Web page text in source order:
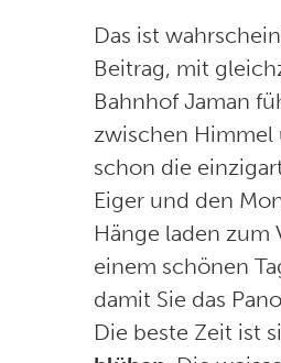
Das ist
Beitrag, mit
Bahnhof Jaman
zwischen Himmel
schon die
Eiger und den
Hänge laden zum
einem schönen
damit Sie das
Die beste Zeit ist